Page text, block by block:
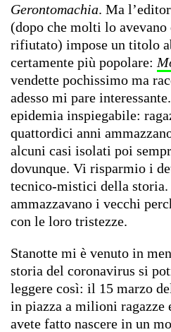
Gerontomachia. Ma
(dopo che molti lo
rifiutato) impose un titolo
certamente più popolare:
vendette pochissimo ma
adesso mi pare
epidemia inspiegabile:
quattordici anni
alcuni casi isolati poi
dovunque. Vi risparmio i
tecnico-mistici della storia.
ammazzavano i vecchi
con le loro tristezze.
Stanotte mi è venuto in
storia del coronavirus si
leggere così: il 15 marzo
in piazza a milioni ragazze
avete fatto nascere in un